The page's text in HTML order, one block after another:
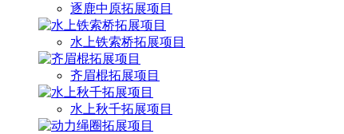
逐鹿中原拓展项目
水上铁索桥拓展项目
齐眉棍拓展项目
水上秋千拓展项目